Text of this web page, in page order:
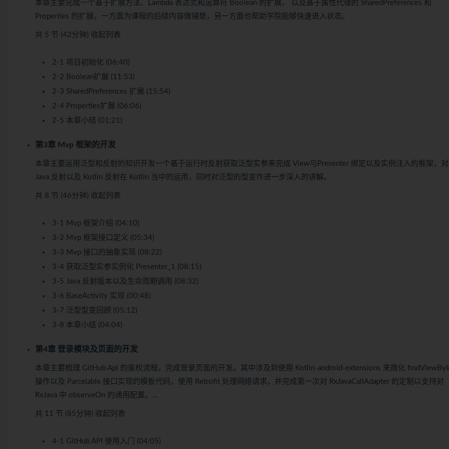
本章主要完成一个基于扩展方法、Lambda 表达式和运算符 Boolean 的扩展、 以及基于属性代理的 SharedPreferences 和
Properties 的扩展，一方面为课程的后续内容做铺垫，另一方面也帮助学院能够快速进入状态。
共 5 节 (42分钟) 收起列表
2-1 项目初始化 (06:40)
2-2 Boolean扩展 (11:53)
2-3 SharedPreferences 扩展 (15:54)
2-4 Properties扩展 (06:06)
2-5 本章小结 (01:21)
第3章 Mvp 框架的开发
本章主要运用泛型和反射的知识开发一个基于运行时反射获取泛型实参来完成 View与Presenter 绑定以及实例注入的框架，
Java 反射以及 Kotlin 反射在 Kotlin 当中的运用，同时对泛型的型变作进一步深入的讲解。
共 8 节 (46分钟) 收起列表
3-1 Mvp 框架介绍 (04:10)
3-2 Mvp 框架接口定义 (05:34)
3-3 Mvp 接口的抽象实现 (08:22)
3-4 获取泛型实参实例化 Presenter_1 (08:15)
3-5 Java 反射版本以及生命周期调用 (08:32)
3-6 BaseActivity 实现 (00:48)
3-7 泛型型变回顾 (05:12)
3-8 本章小结 (04:04)
第4章 登录模块及页面的开发
本章主要梳理 GitHub Api 的鉴权流程，完成登录页面的开发。其中涉及到使用 Kotlin-android-extensions 来简化
操作以及 Parcelable 接口实现的模板代码，使用 Retrofit 处理网络请求，并完成第一次对 RxJavaCallAdapter 的定制以支持对
RxJava 中 observeOn 的通用配置。…
共 11 节 (85分钟) 收起列表
4-1 GitHub API 使用入门 (04:05)